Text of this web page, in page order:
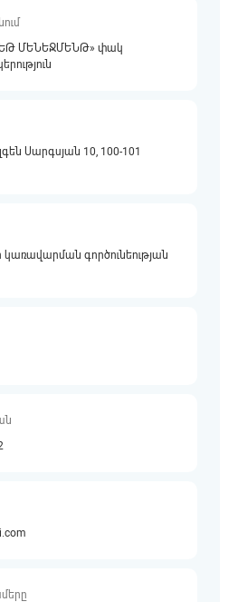
ՄԵՆԵՋՄԵՆԹ» փակ
Սարգսյան 10, 100-101
կառավարման գործունեության